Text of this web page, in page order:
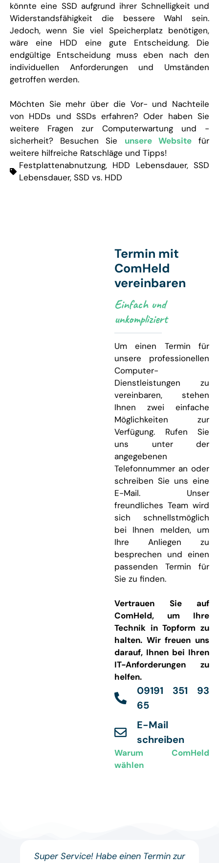
könnte eine SSD aufgrund ihrer Schnelligkeit und
Widerstandsfähigkeit die bessere Wahl sein.
Jedoch, wenn Sie viel Speicherplatz benötigen,
wäre eine HDD eine gute Entscheidung. Die
endgültige Entscheidung muss eben nach den
individuellen Anforderungen und Umständen
getroffen werden.
Möchten Sie mehr über die Vor- und Nachteile
von HDDs und SSDs erfahren? Oder haben Sie
weitere Fragen zur Computerwartung und -
sicherheit? Besuchen Sie unsere Websitefür
weitere hilfreiche Ratschläge und Tipps!
Festplattenabnutzung, HDD Lebensdauer,SSD
Lebensdauer, SSD vs. HDD
Termin mit
ComHeld
vereinbaren
Einfach und
unkompliziert
Um einen Termin für
unsere professionellen
Computer-
Dienstleistungen zu
vereinbaren, stehen
Ihnen zwei einfache
Möglichkeiten zur
Verfügung. Rufen Sie
uns unter der
angegebenen
Telefonnummer an oder
schreiben Sie uns eine
E-Mail. Unser
freundliches Team wird
sich schnellstmöglich
bei Ihnen melden, um
Ihre Anliegen zu
besprechen und einen
passenden Termin für
Sie zu finden.
Vertrauen Sie auf
ComHeld, um Ihre
Technik in Topform zu
halten. Wir freuen uns
darauf, Ihnen bei Ihren
IT-Anforderungen zu
helfen.
09191 351 93
65
E-Mail
schreiben
Warum ComHeld
wählen
Super Service! Habe einen Termin zur